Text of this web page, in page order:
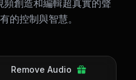
創造和編輯超真實的聲
的控制與智慧。
Remove Audio